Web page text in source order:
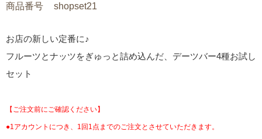
商品番号 shopset21
お店の新しい定番に♪
フルーツとナッツをぎゅっと詰め込んだ、デーツバー4種お試し
セット
【ご注文前にご確認ください】
●1アカウントにつき、1回1点までのご注文とさせていただきます。